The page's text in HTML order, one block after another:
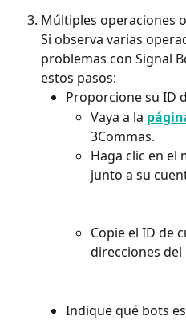
Múltiples operaciones
Si observa varias
problemas con Signal
estos pasos:
Proporcione su ID
Vaya a la
3Commas.
Haga clic en el
junto a su
Copie el ID de
direcciones del
Indique qué bots